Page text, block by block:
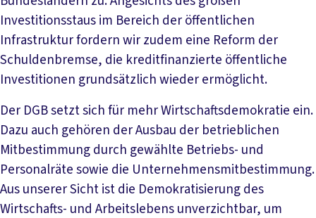
Investitionsstaus im Bereich der öffentlichen
Infrastruktur fordern wir zudem eine Reform der
Schuldenbremse, die kreditfinanzierte öffentliche
Investitionen grundsätzlich wieder ermöglicht.
Der DGB setzt sich für mehr Wirtschaftsdemokratie ein.
Dazu auch gehören der Ausbau der betrieblichen
Mitbestimmung durch gewählte Betriebs- und
Personalräte sowie die Unternehmensmitbestimmung.
Aus unserer Sicht ist die Demokratisierung des
Wirtschafts- und Arbeitslebens unverzichtbar, um